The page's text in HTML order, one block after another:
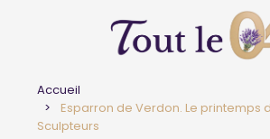
Accueil
Esparron de Verdon. Le printemps
Sculpteurs